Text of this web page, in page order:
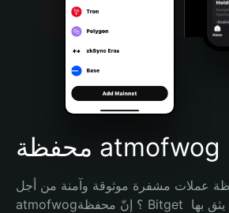
Português (Brasil)
Español (Argentina)
محفظة atmofwog
عملات مشفرة موثوقة وآمنة من أجل
atmofwog؟ إنّ محفظة Bitget خيارك الأفضل. حيث يثق بها